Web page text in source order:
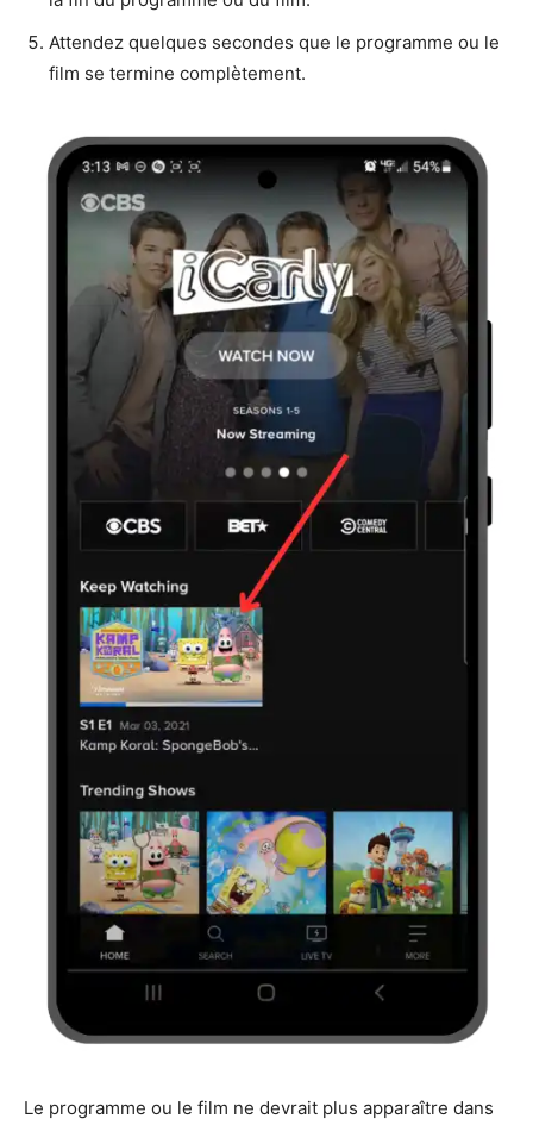
Attendez quelques secondes que le programme ou le
film se termine complètement.
Le programme ou le film ne devrait plus apparaître dans